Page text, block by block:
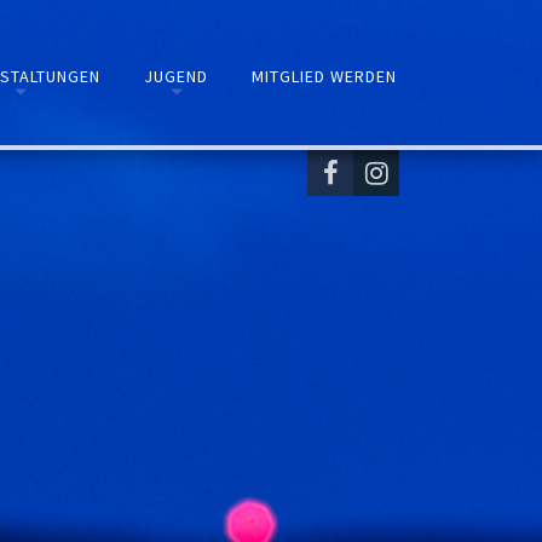
JUGEND MITGLIED WERDEN